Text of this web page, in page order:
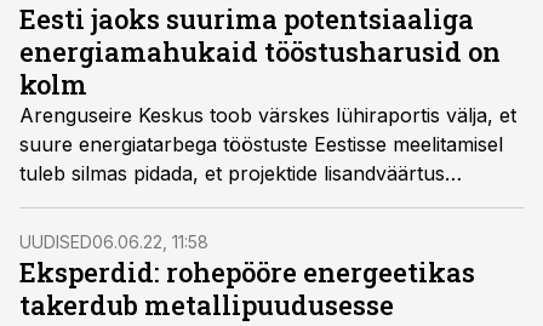
Eesti jaoks suurima potentsiaaliga
energiamahukaid tööstusharusid on
kolm
Arenguseire Keskus toob värskes lühiraportis välja, et
suure energiatarbega tööstuste Eestisse meelitamisel
tuleb silmas pidada, et projektide lisandväärtus
energiaühiku kohta ei oleks keskmisest madalam.
Energiamahukate tööstuste rajamine oleks
põhjendatud vaid siis, kui need avavad võimalusi
suurema lisandväärtusega majandustegevuste
käivitamiseks Eestis.
UUDISED06.06.22, 11:58
Eksperdid: rohepööre energeetikas
takerdub metallipuudusesse